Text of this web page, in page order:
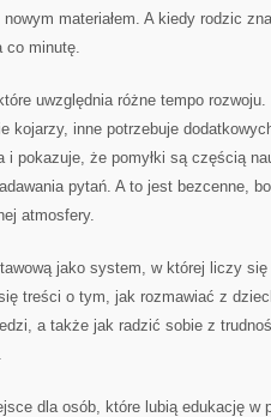
materiałem. A kiedy rodzic
co minutę.
uwzględnia różne tempo
kojarzy, inne potrzebuje
i pokazuje, że pomyłki są częścią
pytań. A to jest bezcenne,
atmosfery.
jako system, w której liczy
treści o tym, jak rozmawiać z
a także jak radzić sobie z
dla osób, które lubią edukację w